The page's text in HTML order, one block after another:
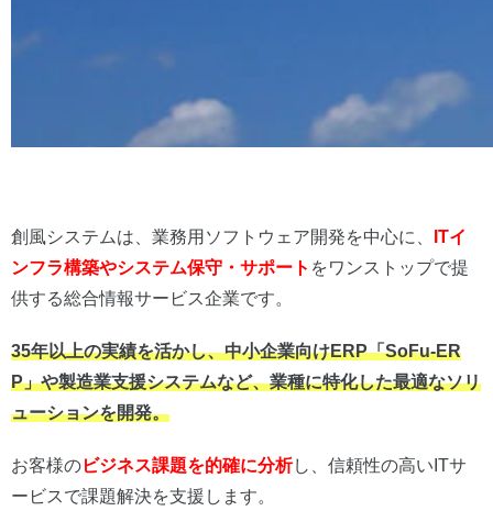
創風システムは、業務用ソフトウェア開発を中心に、
ITイ
ンフラ構築やシステム保守・サポート をワンストップで提
供する総合情報サービス企業です。
35年以上の実績を活かし、中小企業向けERP「SoFu-ER
P」や製造業支援システムなど、業種に特化した最適なソリ
ューションを開発。
お客様のビジネス課題を的確に分析し、信頼性の高いITサ
ービスで課題解決を支援します。